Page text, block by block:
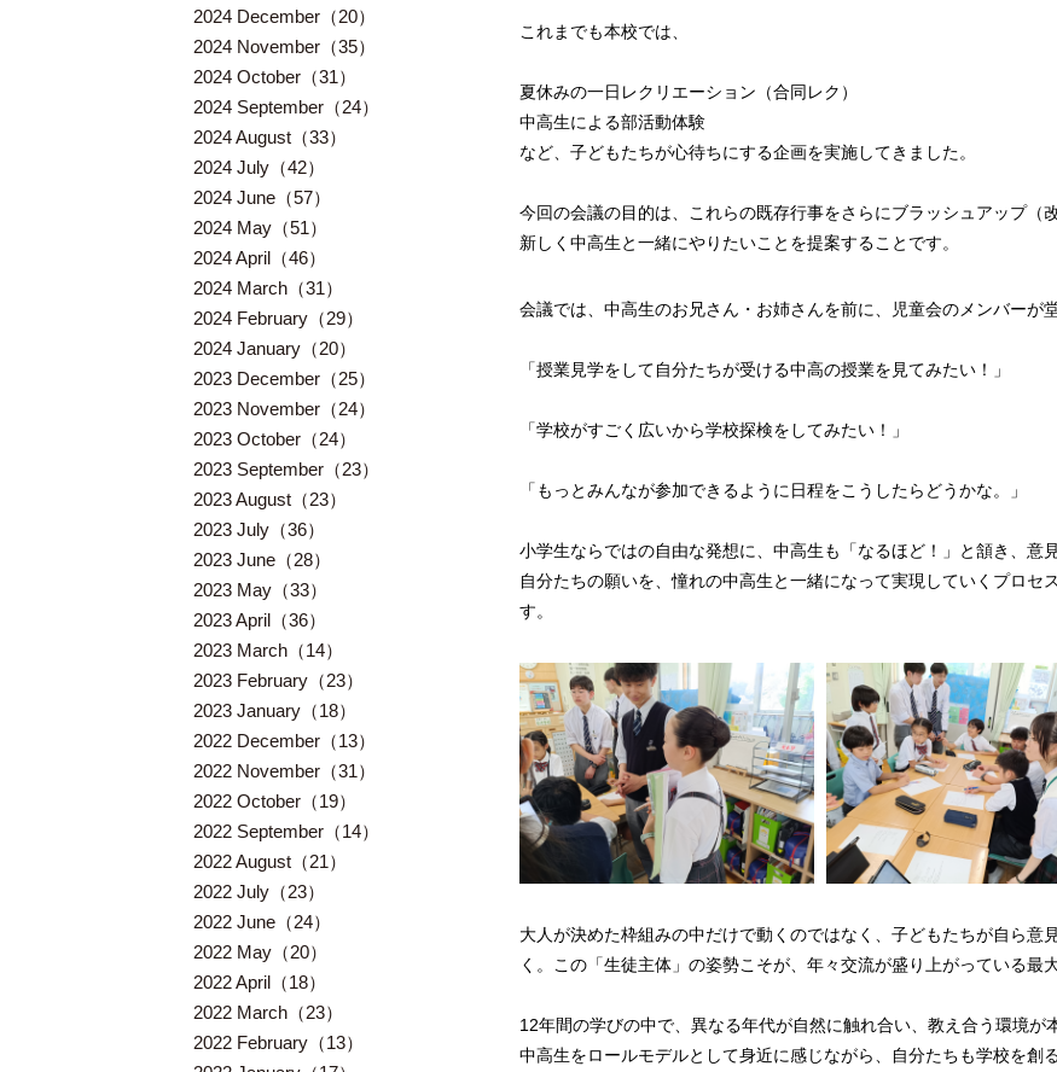
これまでも本校では、
夏休みの一日レクリエーション（合同レク）
中高生による部活動体験
など、子どもたちが心待ちにする企画を実施してきました。
今回の会議の目的は、これらの既存行事をさらにブラッシュアップ（
新しく中高生と一緒にやりたいことを提案することです。
会議では、中高生のお兄さん・お姉さんを前に、児童会のメンバーが
「授業見学をして自分たちが受ける中高の授業を見てみたい！」
「学校がすごく広いから学校探検をしてみたい！」
「もっとみんなが参加できるように日程をこうしたらどうかな。」
小学生ならではの自由な発想に、中高生も「なるほど！」と頷き、意
自分たちの願いを、憧れの中高生と一緒になって実現していくプロセ
す。
大人が決めた枠組みの中だけで動くのではなく、子どもたちが自ら意
く。この「生徒主体」の姿勢こそが、年々交流が盛り上がっている最
12年間の学びの中で、異なる年代が自然に触れ合い、教え合う環境が
中高生をロールモデルとして身近に感じながら、自分たちも学校を創
2024 December（20）
2024 November（35）
2024 October（31）
2024 September（24）
2024 August（33）
2024 July（42）
2024 June（57）
2024 May（51）
2024 April（46）
2024 March（31）
2024 February（29）
2024 January（20）
2023 December（25）
2023 November（24）
2023 October（24）
2023 September（23）
2023 August（23）
2023 July（36）
2023 June（28）
2023 May（33）
2023 April（36）
2023 March（14）
2023 February（23）
2023 January（18）
2022 December（13）
2022 November（31）
2022 October（19）
2022 September（14）
2022 August（21）
2022 July（23）
2022 June（24）
2022 May（20）
2022 April（18）
2022 March（23）
2022 February（13）